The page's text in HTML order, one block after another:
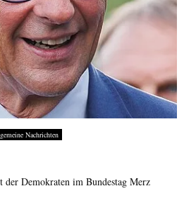
Nachrichten
Demokraten im Bundestag Merz